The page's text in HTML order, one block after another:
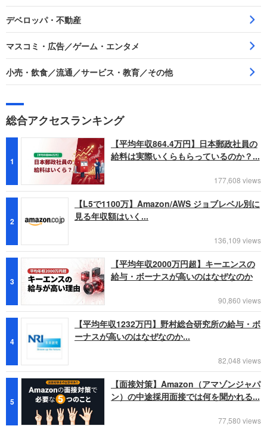
デベロッパ・不動産
マスコミ・広告／ゲーム・エンタメ
小売・飲食／流通／サービス・教育／その他
総合アクセスランキング
1
【平均年収864.4万円】日本郵政社員の
給料は実際いくらもらっているのか？...
177,608 views
2
【L5で1100万】Amazon/AWS ジョブレベル別に
見る年収額はいく...
136,109 views
3
【平均年収2000万円超】キーエンスの
給与・ボーナスが高いのはなぜなのか
90,860 views
4
【平均年収1232万円】野村総合研究所の給与・ボ
ーナスが高いのはなぜなのか...
82,048 views
5
【面接対策】Amazon（アマゾンジャパ
ン）の中途採用面接では何を聞かれる...
77,580 views